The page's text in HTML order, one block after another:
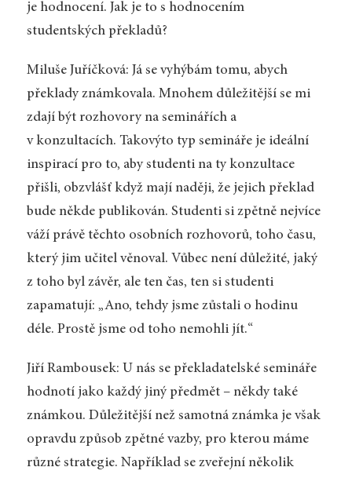
je hodnocení. Jak je to s hodnocením
studentských překladů?
Miluše Juříčková: Já se vyhýbám tomu, abych
překlady známkovala. Mnohem důležitější se mi
zdají být rozhovory na seminářích a
v konzultacích. Takovýto typ semináře je ideální
inspirací pro to, aby studenti na ty konzultace
přišli, obzvlášť když mají naději, že jejich překlad
bude někde publikován. Studenti si zpětně nejvíce
váží právě těchto osobních rozhovorů, toho času,
který jim učitel věnoval. Vůbec není důležité, jaký
z toho byl závěr, ale ten čas, ten si studenti
zapamatují: „Ano, tehdy jsme zůstali o hodinu
déle. Prostě jsme od toho nemohli jít.“
Jiří Rambousek: U nás se překladatelské semináře
hodnotí jako každý jiný předmět – někdy také
známkou. Důležitější než samotná známka je však
opravdu způsob zpětné vazby, pro kterou máme
různé strategie. Například se zveřejní několik